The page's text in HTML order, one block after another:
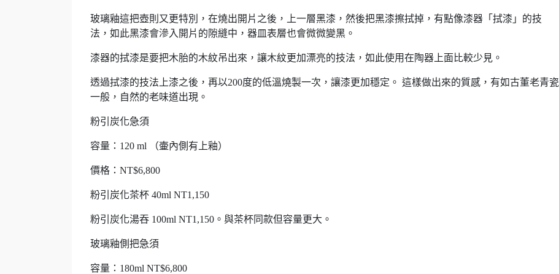
玻璃釉這把壺則又更特別，在燒出開片之後，上一層黑漆，然後把黑漆擦拭掉，有點像漆器「拭漆」的技
法，如此黑漆會滲入開片的隙縫中，器皿表層也會微微變黑。
漆器的拭漆是要把木胎的木紋吊出來，讓木紋更加漂亮的技法，如此使用在陶器上面比較少見。
透過拭漆的技法上漆之後，再以200度的低溫燒製一次，讓漆更加穩定。 這樣做出來的質感，有如古董老青瓷
一般，自然的老味道出現。
粉引炭化急須
容量：120 ml （壷內側有上釉）
價格：NT$6,800
粉引炭化茶杯 40ml NT1,150
粉引炭化湯吞 100ml NT1,150。與茶杯同款但容量更大。
玻璃釉側把急須
容量：180ml NT$6,800